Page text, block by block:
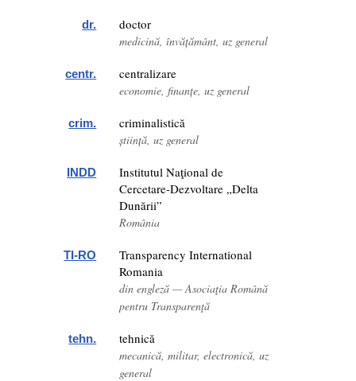
dr. doctor
medicină, învățământ, uz general
centr. centralizare
economie, finanțe, uz general
crim. criminalistică
știință, uz general
INDD
Institutul Naţional de
Cercetare-Dezvoltare „Delta
Dunării”
România
TI-RO
Transparency International
Romania
din engleză — Asociaţia Română
pentru Transparenţă
tehn. tehnică
mecanică, militar, electronică, uz
general